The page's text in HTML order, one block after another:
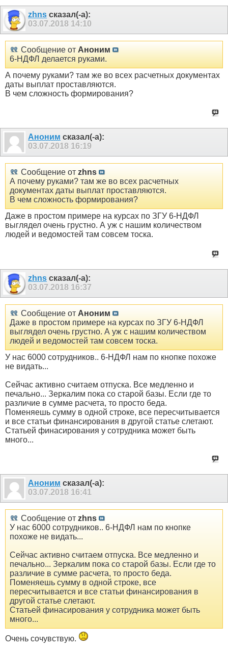
zhns сказал(-а):
03.07.2018 14:10
Сообщение от Аноним
6-НДФЛ делается руками.
А почему руками? там же во всех расчетных документах
даты выплат проставляются.
В чем сложность формирования?
Аноним сказал(-а):
03.07.2018 16:19
Сообщение от zhns
А почему руками? там же во всех расчетных
документах даты выплат проставляются.
В чем сложность формирования?
Даже в простом примере на курсах по ЗГУ 6-НДФЛ
выглядел очень грустно. А уж с нашим количеством
людей и ведомостей там совсем тоска.
zhns сказал(-а):
03.07.2018 16:37
Сообщение от Аноним
Даже в простом примере на курсах по ЗГУ 6-НДФЛ
выглядел очень грустно. А уж с нашим количеством
людей и ведомостей там совсем тоска.
У нас 6000 сотрудников.. 6-НДФЛ нам по кнопке похоже
не видать...
Сейчас активно считаем отпуска. Все медленно и
печально... Зеркалим пока со старой базы. Если где то
различие в сумме расчета, то просто беда.
Поменяешь сумму в одной строке, все пересчитывается
и все статьи финансирования в другой статье слетают.
Статьей финасирования у сотрудника может быть
много...
Аноним сказал(-а):
03.07.2018 16:41
Сообщение от zhns
У нас 6000 сотрудников.. 6-НДФЛ нам по кнопке
похоже не видать...
Сейчас активно считаем отпуска. Все медленно и
печально... Зеркалим пока со старой базы. Если где то
различие в сумме расчета, то просто беда.
Поменяешь сумму в одной строке, все
пересчитывается и все статьи финансирования в
другой статье слетают.
Статьей финасирования у сотрудника может быть
много...
Очень сочувствую.